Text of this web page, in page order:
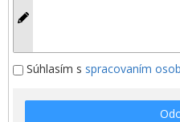
Súhlasím s spracovaním